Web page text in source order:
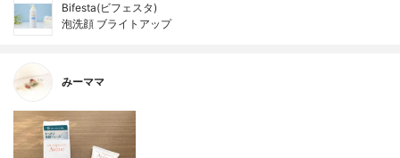
Bifesta(ビフェスタ)
泡洗顔 ブライトアップ
みーママ